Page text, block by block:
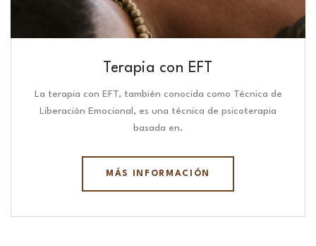
Terapia con EFT
La terapia con EFT, también conocida como Técnica de
Liberación Emocional, es una técnica de psicoterapia
basada en.
MÁS INFORMACIÓN